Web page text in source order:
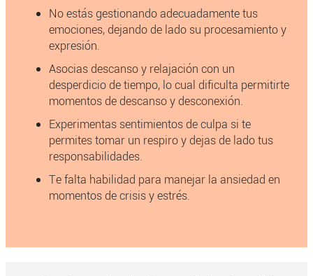
No estás gestionando adecuadamente tus
emociones, dejando de lado su procesamiento y
expresión.
Asocias descanso y relajación con un
desperdicio de tiempo, lo cual dificulta permitirte
momentos de descanso y desconexión.
Experimentas sentimientos de culpa si te
permites tomar un respiro y dejas de lado tus
responsabilidades.
Te falta habilidad para manejar la ansiedad en
momentos de crisis y estrés.